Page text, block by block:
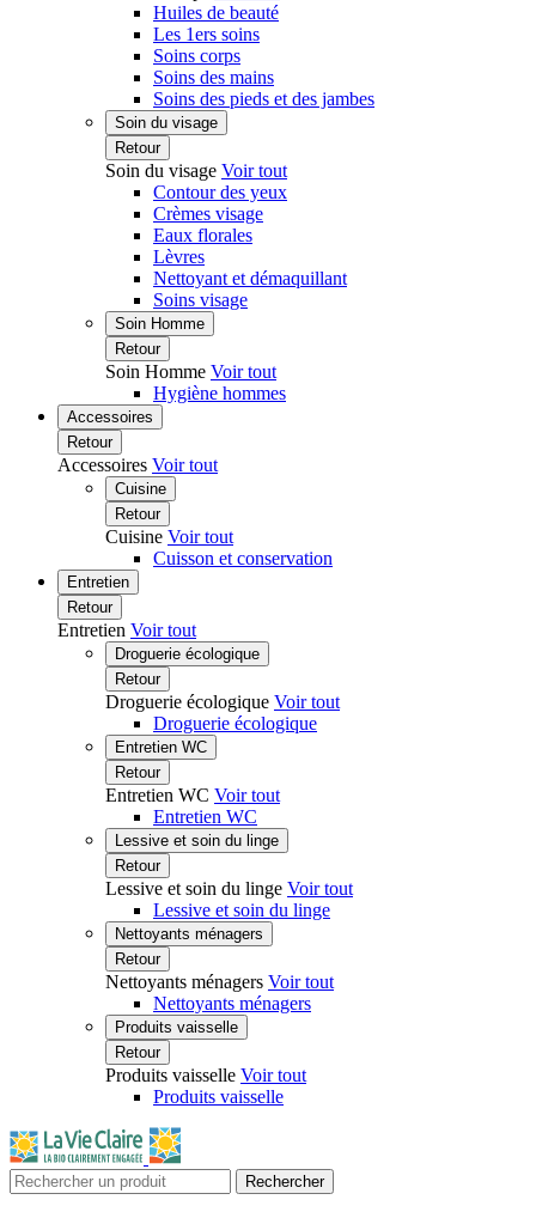
Huiles de beauté
Les 1ers soins
Soins corps
Soins des mains
Soins des pieds et des jambes
Soin du visage
Retour
Soin du visage Voir tout
Contour des yeux
Crèmes visage
Eaux florales
Lèvres
Nettoyant et démaquillant
Soins visage
Soin Homme
Retour
Soin Homme Voir tout
Hygiène hommes
Accessoires
Retour
Accessoires Voir tout
Cuisine
Retour
Cuisine Voir tout
Cuisson et conservation
Entretien
Retour
Entretien Voir tout
Droguerie écologique
Retour
Droguerie écologique Voir tout
Droguerie écologique
Entretien WC
Retour
Entretien WC Voir tout
Entretien WC
Lessive et soin du linge
Retour
Lessive et soin du linge Voir tout
Lessive et soin du linge
Nettoyants ménagers
Retour
Nettoyants ménagers Voir tout
Nettoyants ménagers
Produits vaisselle
Retour
Produits vaisselle Voir tout
Produits vaisselle
Rechercher